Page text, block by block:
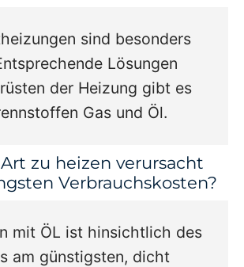
sind besonders
Lösungen
der Heizung gibt es
Gas und Öl.
zu heizen verursacht
Verbrauchskosten?
mit ÖL ist hinsichtlich des
am günstigsten, dicht